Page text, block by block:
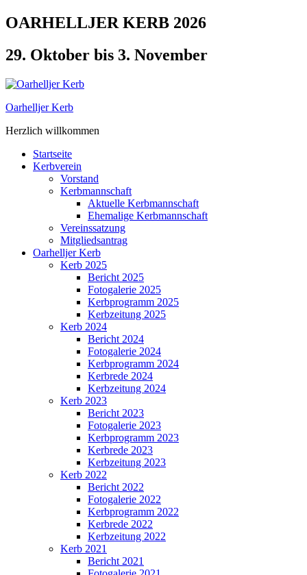
Zum
Inhalt
OARHELLJER KERB 2026
29. Oktober bis 3. November
Oarhelljer Kerb
Herzlich willkommen
Startseite
Kerbverein
Vorstand
Kerbmannschaft
Aktuelle Kerbmannschaft
Ehemalige Kerbmannschaft
Vereinssatzung
Mitgliedsantrag
Oarhelljer Kerb
Kerb 2025
Bericht 2025
Fotogalerie 2025
Kerbprogramm 2025
Kerbzeitung 2025
Kerb 2024
Bericht 2024
Fotogalerie 2024
Kerbprogramm 2024
Kerbrede 2024
Kerbzeitung 2024
Kerb 2023
Bericht 2023
Fotogalerie 2023
Kerbprogramm 2023
Kerbrede 2023
Kerbzeitung 2023
Kerb 2022
Bericht 2022
Fotogalerie 2022
Kerbprogramm 2022
Kerbrede 2022
Kerbzeitung 2022
Kerb 2021
Bericht 2021